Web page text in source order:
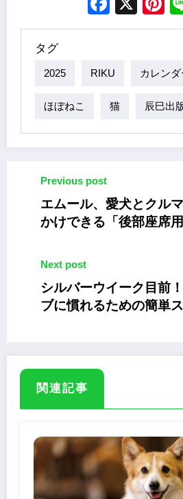
タグ
2025 RIKU カレンダ
ほぼねこ 猫 辰巳出
Previous post
エムール、愛犬とクル
かけできる「後部座席
Next post
シルバーウイーク目前
ブに慣れるための簡単
関連記事